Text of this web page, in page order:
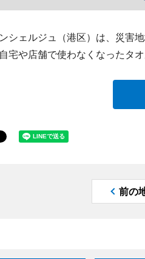
シェルジュ（港区）は、災害
宅や店舗で使わなくなったタ
前の